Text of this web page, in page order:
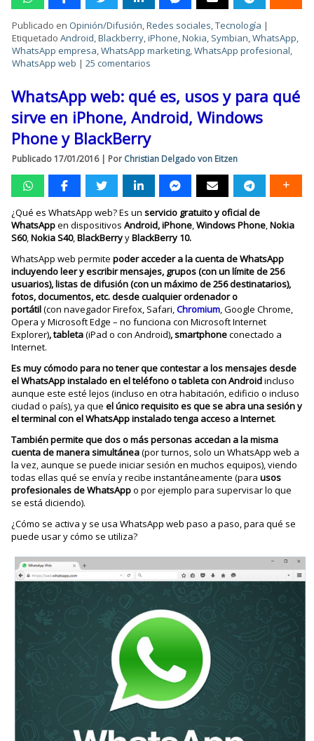
Publicado en Opinión/Difusión,Redes sociales,Tecnología |
Etiquetado Android,Blackberry,iPhone,Nokia, Symbian,WhatsApp,
WhatsApp empresa,WhatsApp marketing,WhatsApp profesional,
WhatsApp web |25 comentarios
WhatsApp web: qué es, usos y para qué
sirve en iPhone, Android, Windows
Phone y BlackBerry
Publicado 17/01/2016| Por Christian Delgado von Eitzen
¿Qué es WhatsApp web? Es unservicio gratuito y oficial de
WhatsAppen dispositivos Android,iPhone,Windows Phone,Nokia
S60,Nokia S40,BlackBerryyBlackBerry 10.
WhatsApp web permitepoder acceder a la cuenta de WhatsApp
incluyendo leer y escribir mensajes, grupos (con un límite de 256
usuarios), listas de difusión (con un máximo de 256 destinatarios),
fotos, documentos, etc. desde cualquier ordenador o
portátil(con navegador Firefox, Safari,Chromium, Google Chrome,
Opera y Microsoft Edge – no funciona con Microsoft Internet
Explorer), tableta(iPad o con Android), smartphoneconectado a
Internet.
Es muy cómodo para no tener que contestar a los mensajes desde
el WhatsApp instalado en el teléfono o tableta con Androidincluso
aunque este esté lejos (incluso en otra habitación, edificio o incluso
ciudad o país), ya queel único requisito es que se abra una sesión y
el terminal con el WhatsApp instalado tenga acceso a Internet.
También permite que dos o más personas accedan a la misma
cuenta de manera simultánea(por turnos, solo un WhatsApp web a
la vez, aunque se puede iniciar sesión en muchos equipos), viendo
todas ellas qué se envía y recibe instantáneamente (parausos
profesionales de WhatsAppo por ejemplo para supervisar lo que
se está diciendo).
¿Cómo se activa y se usa WhatsApp web paso a paso, para qué se
puede usar y cómo se utiliza?